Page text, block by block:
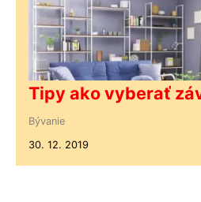
Tipy ako vyberať
Bývanie
30. 12. 2019